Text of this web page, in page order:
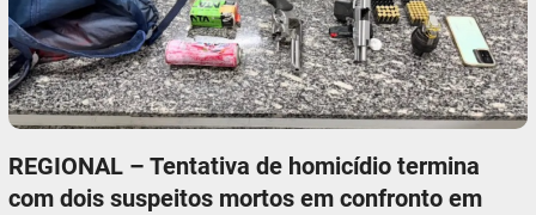
REGIONAL – Tentativa de homicídio termina
com dois suspeitos mortos em confronto em